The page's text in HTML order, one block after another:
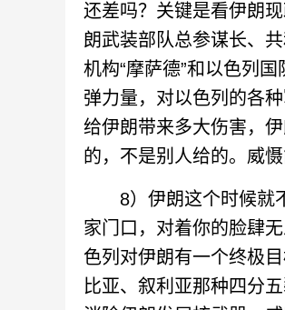
还差吗？关键是看伊朗
朗武装部队总参谋长、
机构“摩萨德”和以色列
弹力量，对以色列的各
给伊朗带来多大伤害，
的，不是别人给的。威
8）伊朗这个时候就不
家门口，对着你的脸肆
色列对伊朗有一个终极
比亚、叙利亚那种四分